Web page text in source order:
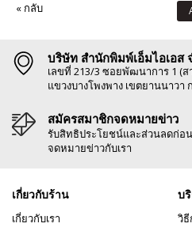
« กลับ
บริษัท สำนักพิมพ์เอ็มไอเอส
เลขที่ 213/3 ซอยพัฒนาการ 1 (ส
แขวงบางโพงพาง เขตยานนาวา
สมัครสมาชิกจดหมายข่าว
รับสิทธิประโยชน์และส่วนลดก่อ
จดหมายข่าวกับเรา
เกี่ยวกับร้าน
เกี่ยวกับเรา
บ
วิธี